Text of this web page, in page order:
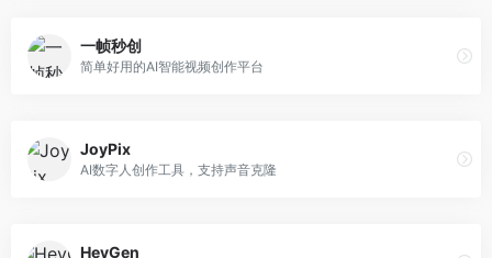
一帧秒创
简单好用的AI智能视频创作平台
JoyPix
AI数字人创作工具，支持声音克隆
HeyGen